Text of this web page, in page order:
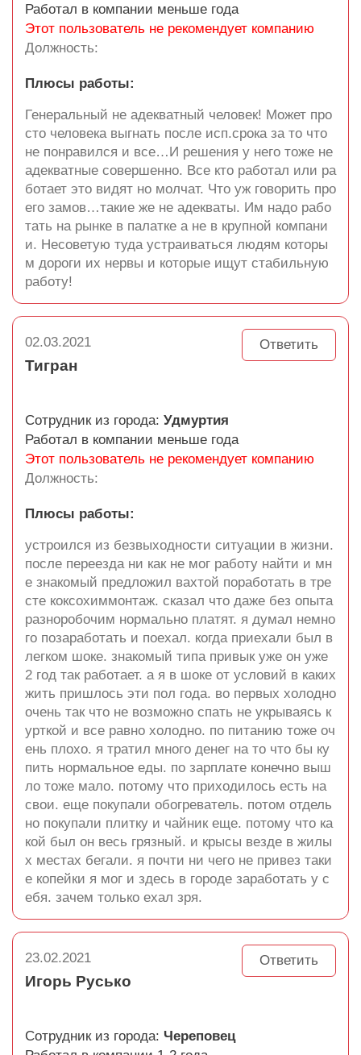
Работал в компании меньше года
Этот пользователь не рекомендует компанию
Должность:
Плюсы работы:
Генеральный не адекватный человек! Может про
сто человека выгнать после исп.срока за то что
не понравился и все…И решения у него тоже не
адекватные совершенно. Все кто работал или ра
ботает это видят но молчат. Что уж говорить про
его замов…такие же не адекваты. Им надо рабо
тать на рынке в палатке а не в крупной компани
и. Несоветую туда устраиваться людям которы
м дороги их нервы и которые ищут стабильную
работу!
02.03.2021 Ответить
Тигран
Сотрудник из города: Удмуртия
Работал в компании меньше года
Этот пользователь не рекомендует компанию
Должность:
Плюсы работы:
устроился из безвыходности ситуации в жизни.
после переезда ни как не мог работу найти и мн
е знакомый предложил вахтой поработать в тре
сте коксохиммонтаж. сказал что даже без опыта
разноробочим нормально платят. я думал немно
го позаработать и поехал. когда приехали был в
легком шоке. знакомый типа привык уже он уже
2 год так работает. а я в шоке от условий в каких
жить пришлось эти пол года. во первых холодно
очень так что не возможно спать не укрываясь к
урткой и все равно холодно. по питанию тоже оч
ень плохо. я тратил много денег на то что бы ку
пить нормальное еды. по зарплате конечно выш
ло тоже мало. потому что приходилось есть на
свои. еще покупали обогреватель. потом отдель
но покупали плитку и чайник еще. потому что ка
кой был он весь грязный. и крысы везде в жилы
х местах бегали. я почти ни чего не привез таки
е копейки я мог и здесь в городе заработать у с
ебя. зачем только ехал зря.
23.02.2021 Ответить
Игорь Русько
Сотрудник из города: Череповец